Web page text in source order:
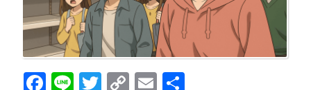
Face Line Twitt Copy Emai